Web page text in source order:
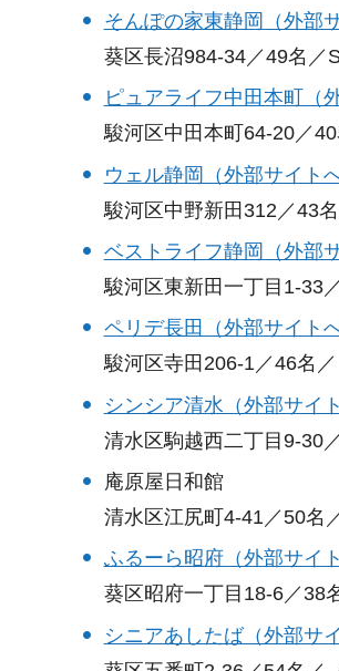
そんぽの家東静岡（外部
葵区長沼984-34／49名／
ピュアライフ中田本町（
駿河区中田本町64-20／
ウェル静岡（外部サイト
駿河区中野新田312／43
ベストライフ静岡（外部
駿河区東新田一丁目1-33
ペリデ長田（外部サイト
駿河区寺田206-1／46名
シンシア清水（外部サイ
清水区駒越西二丁目9-30
庵原屋日和館
清水区江尻町4-41／50名
ふるーら昭府（外部サイ
葵区昭府一丁目18-6／38
シニアあしたば（外部サ